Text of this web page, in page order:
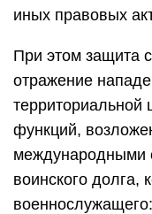
иных правовых
При этом защита
отражение
территориальной
функций,
международными
воинского долга,
военнослужащего: